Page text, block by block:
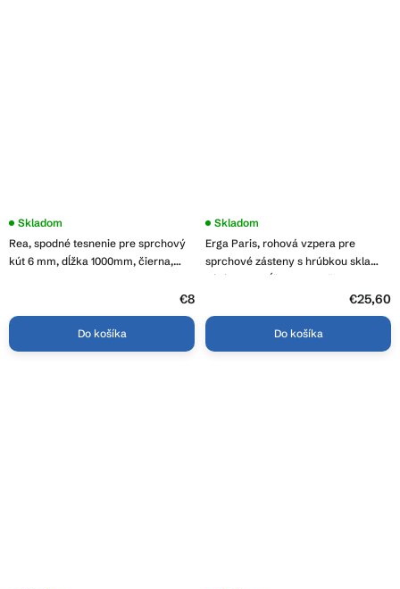
Rea, spodné tesnenie pre sprchový
kút 6 mm, dĺžka 1000mm, čierna,
Skladom
€8
Do košíka
Erga Paris, rohová vzpera pre
sprchové zásteny s hrúbkou skla
6/8/10 mm, dĺžka 45cm, čierna
matná, ERG-V02-PARIS-BAR45-BK
Skladom
€25,60
Do košíka